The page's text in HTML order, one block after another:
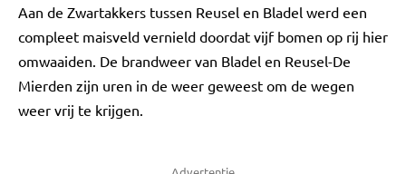
Aan de Zwartakkers tussen Reusel en Bladel werd een
compleet maisveld vernield doordat vijf bomen op rij hier
omwaaiden. De brandweer van Bladel en Reusel-De
Mierden zijn uren in de weer geweest om de wegen
weer vrij te krijgen.